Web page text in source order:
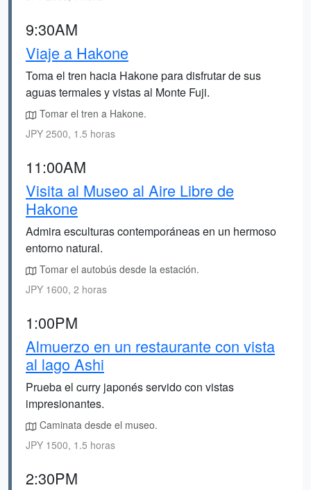
9:30AM
Viaje a Hakone
Toma el tren hacia Hakone para disfrutar de sus
aguas termales y vistas al Monte Fuji.
Tomar el tren a Hakone.
JPY 2500, 1.5 horas
11:00AM
Visita al Museo al Aire Libre de
Hakone
Admira esculturas contemporáneas en un hermoso
entorno natural.
Tomar el autobús desde la estación.
JPY 1600, 2 horas
1:00PM
Almuerzo en un restaurante con vista
al lago Ashi
Prueba el curry japonés servido con vistas
impresionantes.
Caminata desde el museo.
JPY 1500, 1.5 horas
2:30PM